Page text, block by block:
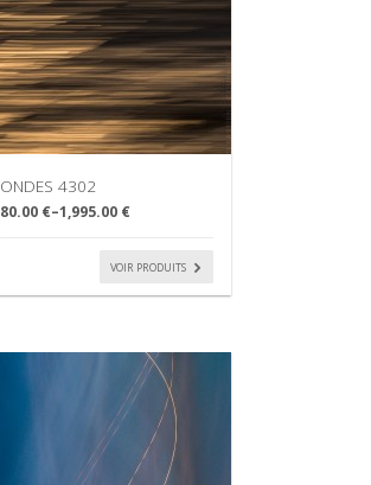
ONDES 4302
80.00 €–1,995.00 €
VOIR PRODUITS